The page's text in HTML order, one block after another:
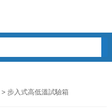
> 步入式高低溫試驗箱